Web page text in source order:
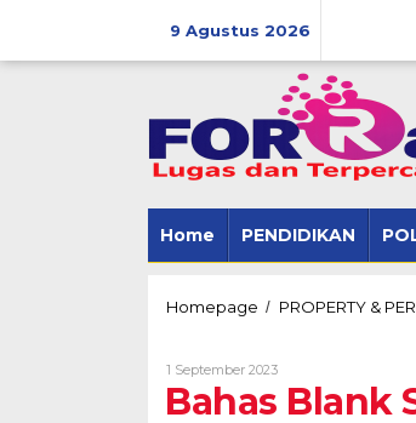
9 Agustus 2026
Home PENDIDIKAN
Homepage / PROPERTY &
1 September 2023Oleh
R
Bahas Blank